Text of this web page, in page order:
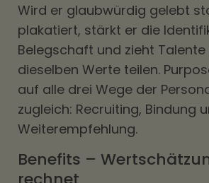
Wird er glaubwürdig gelebt
plakatiert, stärkt er die
Belegschaft und zieht Talente
dieselben Werte teilen.
auf alle drei Wege der
zugleich: Recruiting, Bindung
Weiterempfehlung.
Benefits –